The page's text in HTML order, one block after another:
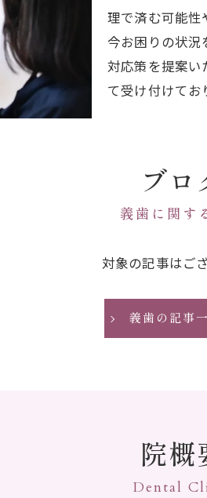
理で済む可能性
今お困りの状
対応策を提案い
て受け付けてお
ブロ
義歯に関す
対象の記事はご
義歯の記事
院概
Dental